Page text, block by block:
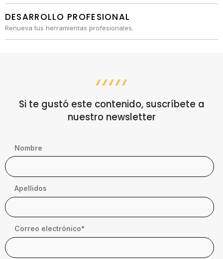
DESARROLLO PROFESIONAL
Renueva tus herramientas profesionales.
Si te gustó este contenido, suscríbete a
nuestro newsletter
Nombre
Apellidos
Correo electrónico*